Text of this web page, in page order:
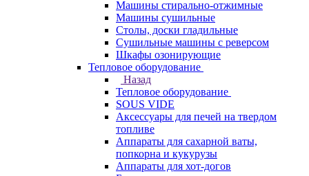
Машины стирально-отжимные
Машины сушильные
Столы, доски гладильные
Сушильные машины с реверсом
Шкафы озонирующие
Тепловое оборудование
Назад
Тепловое оборудование
SOUS VIDE
Аксессуары для печей на твердом
топливе
Аппараты для сахарной ваты,
попкорна и кукурузы
Аппараты для хот-догов